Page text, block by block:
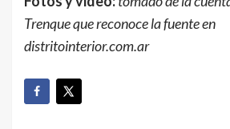
Trenque que reconoce la fuente en
distritointerior.com.ar